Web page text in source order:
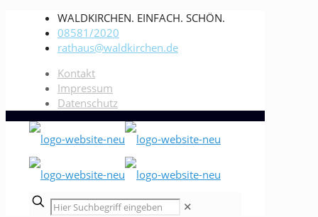
WALDKIRCHEN. EINFACH. SCHÖN.
08581/2020
rathaus@waldkirchen.de
Kontakt
Impressum
Datenschutz
✕